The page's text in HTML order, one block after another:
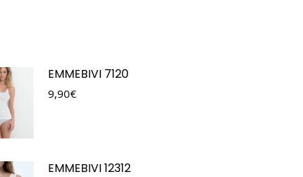
EMMEBIVI 7120
9,90€
EMMEBIVI 12312